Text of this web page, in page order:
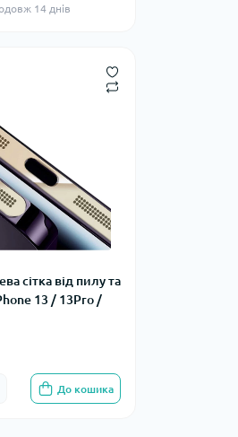
14 днів
сітка від пилу та
13 / 13Pro /
До кошика